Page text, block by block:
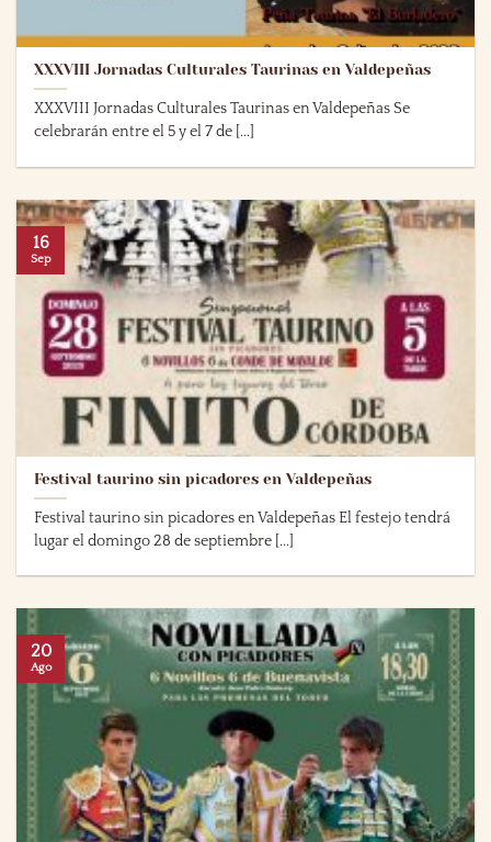
XXXVIII Jornadas Culturales Taurinas en Valdepeñas
XXXVIII Jornadas Culturales Taurinas en Valdepeñas Se
celebrarán entre el 5 y el 7 de [...]
Festival taurino sin picadores en Valdepeñas
Festival taurino sin picadores en Valdepeñas El festejo tendrá
lugar el domingo 28 de septiembre [...]
16
Sep
20
Ago